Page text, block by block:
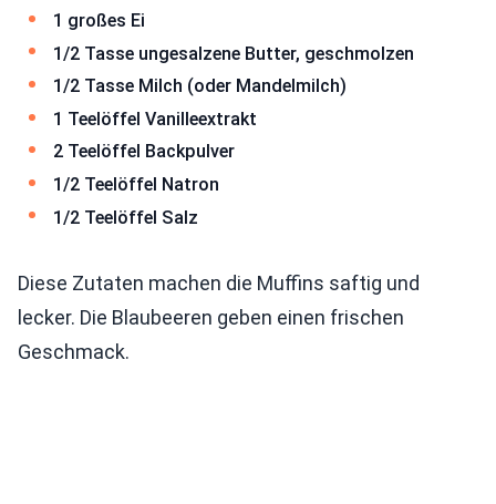
1 großes Ei
1/2 Tasse ungesalzene Butter, geschmolzen
1/2 Tasse Milch (oder Mandelmilch)
1 Teelöffel Vanilleextrakt
2 Teelöffel Backpulver
1/2 Teelöffel Natron
1/2 Teelöffel Salz
Diese Zutaten machen die Muffins saftig und
lecker. Die Blaubeeren geben einen frischen
Geschmack.